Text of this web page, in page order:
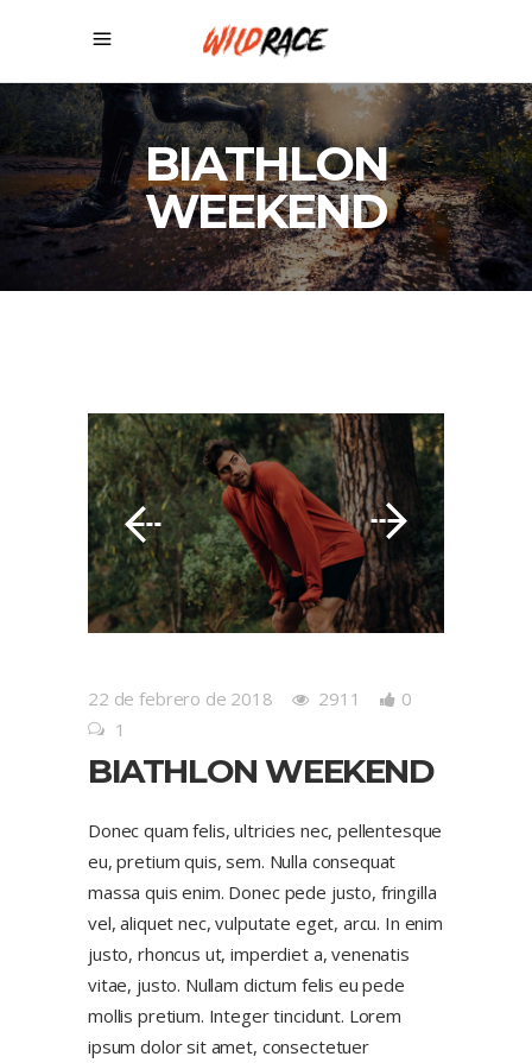
BIATHLON
WEEKEND
22 de febrero de 2018 2911
0
1
BIATHLON WEEKEND
Donec quam felis, ultricies nec, pellentesque
eu, pretium quis, sem. Nulla consequat
massa quis enim. Donec pede justo, fringilla
vel, aliquet nec, vulputate eget, arcu. In enim
justo, rhoncus ut, imperdiet a, venenatis
vitae, justo. Nullam dictum felis eu pede
mollis pretium. Integer tincidunt. Lorem
ipsum dolor sit amet, consectetuer